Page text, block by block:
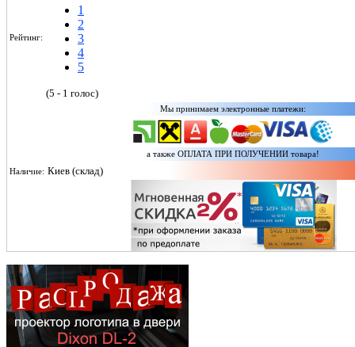
Рейтинг:
1
2
3
4
5
(5 - 1 голос)
Мы принимаем электронные платежи:
а также ОПЛАТА ПРИ ПОЛУЧЕНИИ товара!
Наличие: Киев (склад)